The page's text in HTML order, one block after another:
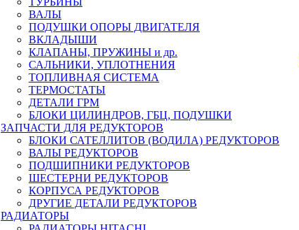
ВАЛЫ
ПОДУШКИ ОПОРЫ ДВИГАТЕЛЯ
ВКЛАДЫШИ
КЛАПАНЫ, ПРУЖИНЫ и др.
САЛЬНИКИ, УПЛОТНЕНИЯ
ТОПЛИВНАЯ СИСТЕМА
ТЕРМОСТАТЫ
ДЕТАЛИ ГРМ
БЛОКИ ЦИЛИНДРОВ, ГБЦ, ПОДУШКИ
ЗАПЧАСТИ ДЛЯ РЕДУКТОРОВ
БЛОКИ САТЕЛЛИТОВ (ВОДИЛА) РЕДУКТОРОВ
ВАЛЫ РЕДУКТОРОВ
ПОДШИПНИКИ РЕДУКТОРОВ
ШЕСТЕРНИ РЕДУКТОРОВ
КОРПУСА РЕДУКТОРОВ
ДРУГИЕ ДЕТАЛИ РЕДУКТОРОВ
РАДИАТОРЫ